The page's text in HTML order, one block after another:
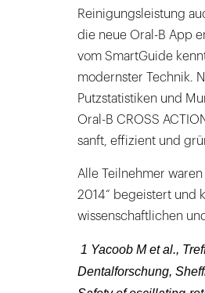
Reinigungsleistung
die neue Oral-B App
vom SmartGuide
modernster Technik.
Putzstatistiken und
Oral-B CROSS
sanft, effizient und
Alle Teilnehmer
2014“ begeistert und
wissenschaftlichen
1 Yacoob M et al.,
Dentalforschung,